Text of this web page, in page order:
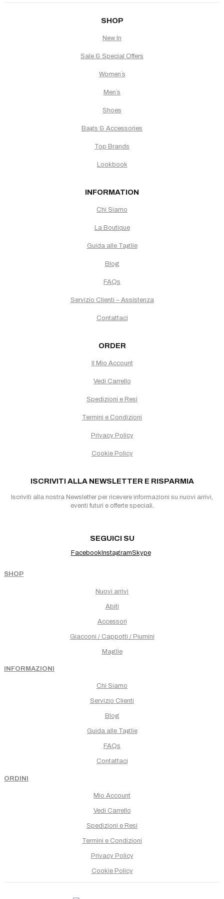
SHOP
New In
Sale & Special Offers
Women`s
Men`s
Shoes
Bags & Accessories
Top Brands
Lookbook
INFORMATION
Chi Siamo
La Boutique
Guida alle Taglie
Blog
FAQs
Servizio Clienti – Assistenza
Contattaci
ORDER
Il Mio Account
Vedi Carrello
Spedizioni e Resi
Termini e Condizioni
Privacy Policy
Cookie Policy
ISCRIVITI ALLA NEWSLETTER E RISPARMIA
Iscriviti alla nostra Newsletter per ricevere informazioni su nuovi arrivi,
eventi futuri e offerte speciali.
SEGUICI SU
FacebookInstagramSkype
SHOP
Nuovi arrivi
Abiti
Accessori
Giacconi / Cappotti / Piumini
Maglie
INFORMAZIONI
Chi Siamo
Servizio Clienti
Blog
Guida alle Taglie
FAQs
Contattaci
ORDINI
Mio Account
Vedi Carrello
Spedizioni e Resi
Termini e Condizioni
Privacy Policy
Cookie Policy